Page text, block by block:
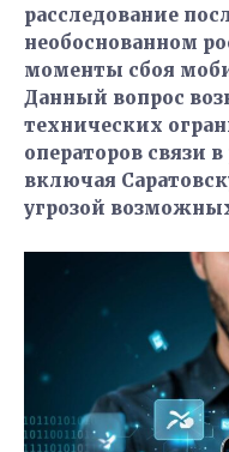
расследование
необоснованном
моменты сбоя
Данный вопрос
технических
операторов связи
включая
угрозой